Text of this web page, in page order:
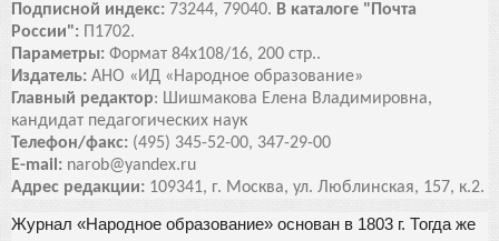
Подписной индекс: 73244, 79040. В каталоге "Почта
России":
П1702.
Параметры: Формат 84х108/16, 200 стр..
Издатель: АНО «ИД «Народное образование»
Главный редактор: Шишмакова Елена Владимировна,
кандидат педагогических наук
Телефон/факс: (495) 345-52-00, 347-29-00
E-mail: narob@yandex.ru
Адрес редакции: 109341, г. Москва, ул. Люблинская, 157, к.2.
Журнал «Народное образование» основан в 1803 г. Тогда же